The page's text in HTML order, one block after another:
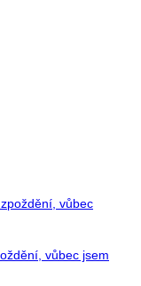
vůbec jsem